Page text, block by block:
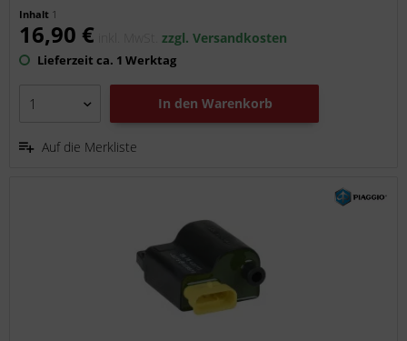
Inhalt 1
16,90 € inkl. MwSt.zzgl. Versandkosten
Lieferzeit ca. 1 Werktag
In den Warenkorb
Auf die Merkliste